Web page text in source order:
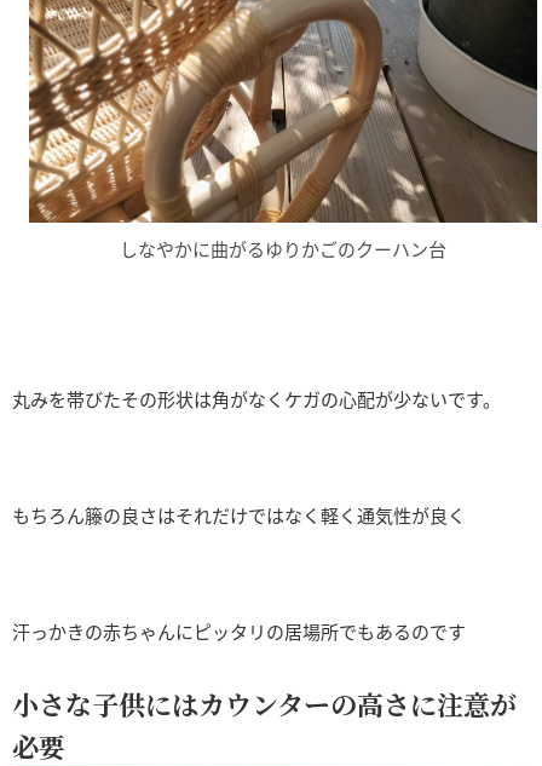
しなやかに曲がるゆりかごのクーハン台
丸みを帯びたその形状は角がなくケガの心配が少ないです。
もちろん籐の良さはそれだけではなく軽く通気性が良く
汗っかきの赤ちゃんにピッタリの居場所でもあるのです
小さな子供にはカウンターの高さに注意が
必要